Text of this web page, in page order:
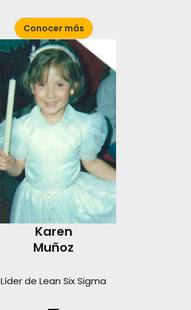
Conocer más
Karen
Muñoz
Líder de Lean Six Sigma